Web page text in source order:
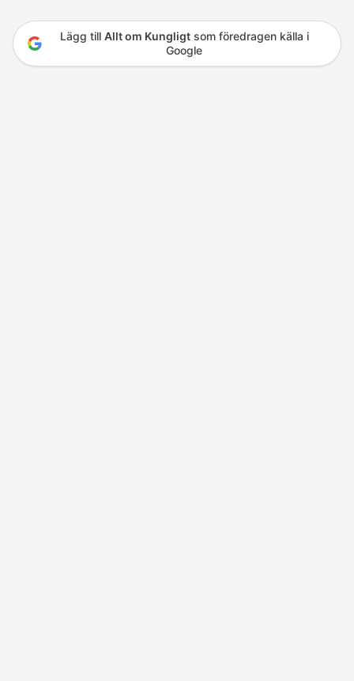
Lägg till Allt om Kungligtsom föredragen källa i
Google